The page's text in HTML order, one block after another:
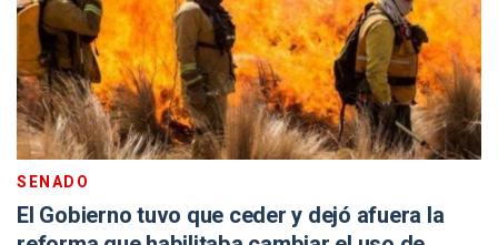
SENADO
El Gobierno tuvo que ceder y dejó afuera la